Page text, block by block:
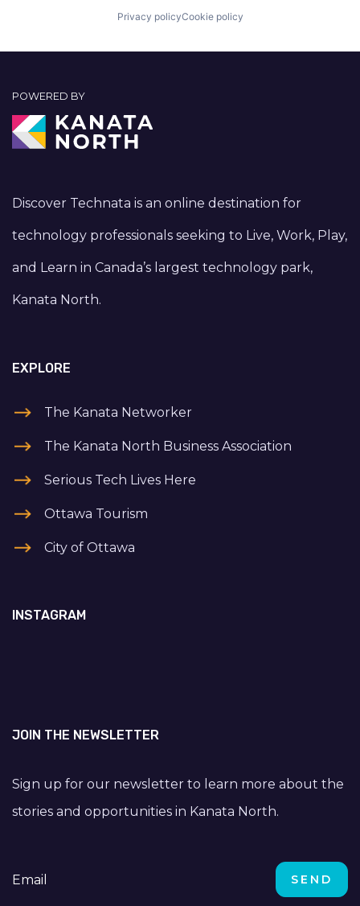
Privacy policyCookie policy
POWERED BY
Discover Technata is an online destination for
technology professionals seeking to Live, Work, Play,
and Learn in Canada’s largest technology park,
Kanata North.
EXPLORE
The Kanata Networker
The Kanata North Business Association
Serious Tech Lives Here
Ottawa Tourism
City of Ottawa
INSTAGRAM
JOIN THE NEWSLETTER
Sign up for our newsletter to learn more about the
stories and opportunities in Kanata North.